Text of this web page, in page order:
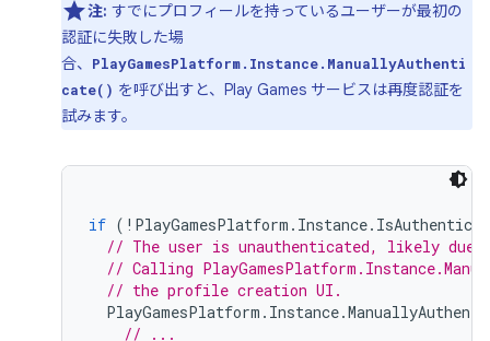
注: すでにプロフィールを持っているユーザーが最初の
認証に失敗した場
合、
PlayGamesPlatform.Instance.ManuallyAuthenti
cate() を呼び出すと、Play Games サービスは再度認証を
試みます。
if ( ! PlayGamesPlatform . Instance.
// The user is unauthenticated, likely due
// Calling
// the profile creation UI.
PlayGamesPlatform . Instance.
// ...